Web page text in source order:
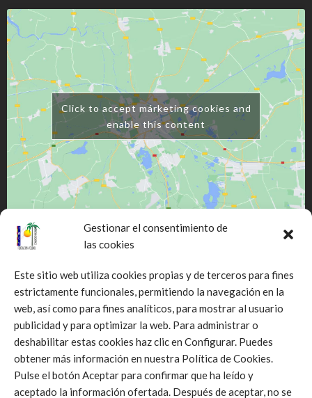
Gestionar el consentimiento de
las cookies
Este sitio web utiliza cookies propias y de terceros para fines
estrictamente funcionales, permitiendo la navegación en la
web, así como para fines analíticos, para mostrar al usuario
publicidad y para optimizar la web. Para administrar o
deshabilitar estas cookies haz clic en Configurar. Puedes
obtener más información en nuestra Política de Cookies.
Pulse el botón Aceptar para confirmar que ha leído y
aceptado la información ofertada. Después de aceptar, no se
Click to accept márketing cookies and
enable this content
Click to accept márketing cookies and
enable this content